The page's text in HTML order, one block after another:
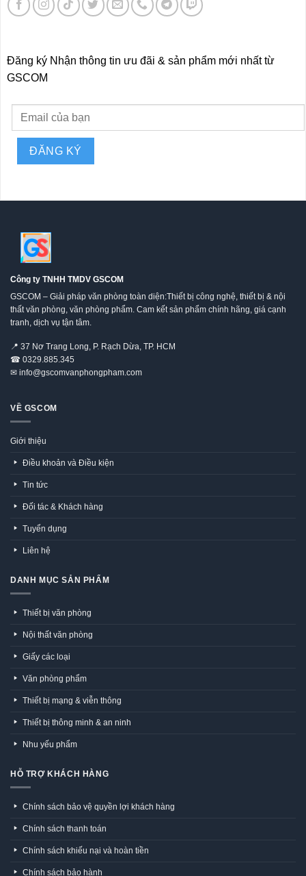
Đăng ký Nhận thông tin ưu đãi & sản phẩm mới nhất từ
GSCOM
Công ty TNHH TMDV GSCOM
GSCOM – Giải pháp văn phòng toàn diện:Thiết bị công nghệ, thiết bị & nội
thất văn phòng, văn phòng phẩm. Cam kết sản phẩm chính hãng, giá cạnh
tranh, dịch vụ tận tâm.
📍 37 Nơ Trang Long, P. Rạch Dừa, TP. HCM
☎ 0329.885.345
✉ info@gscomvanphongpham.com
VỀ GSCOM
Giới thiệu
Điều khoản và Điều kiện
Tin tức
Đối tác & Khách hàng
Tuyển dụng
Liên hệ
DANH MỤC SẢN PHẨM
Thiết bị văn phòng
Nội thất văn phòng
Giấy các loại
Văn phòng phẩm
Thiết bị mạng & viễn thông
Thiết bị thông minh & an ninh
Nhu yếu phẩm
HỖ TRỢ KHÁCH HÀNG
Chính sách bảo vệ quyền lợi khách hàng
Chính sách thanh toán
Chính sách khiếu nại và hoàn tiền
Chính sách bảo hành